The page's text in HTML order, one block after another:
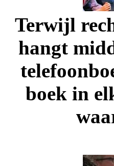
Terwijl
hangt
boek in